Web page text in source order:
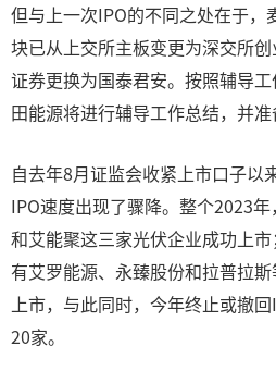
但与上一次IPO的不同之处在于，
块已从上交所主板变更为深交所
证券更换为国泰君安。按照辅导
田能源将进行辅导工作总结，并准
自去年8月证监会收紧上市口子以
IPO速度出现了骤降。整个2023
和艾能聚这三家光伏企业成功上
有艾罗能源、永臻股份和拉普拉
上市，与此同时，今年终止或撤
20家。